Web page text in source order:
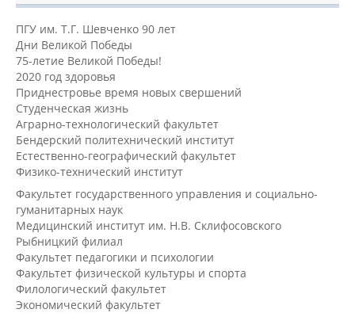
ПГУ им. Т.Г. Шевченко 90 лет
Дни Великой Победы
75-летие Великой Победы!
2020 год здоровья
Приднестровье время новых свершений
Студенческая жизнь
Аграрно-технологический факультет
Бендерский политехнический институт
Естественно-географический факультет
Физико-технический институт
Факультет государственного управления и социально-
гуманитарных наук
Медицинский институт им. Н.В. Склифосовского
Рыбницкий филиал
Факультет педагогики и психологии
Факультет физической культуры и спорта
Филологический факультет
Экономический факультет